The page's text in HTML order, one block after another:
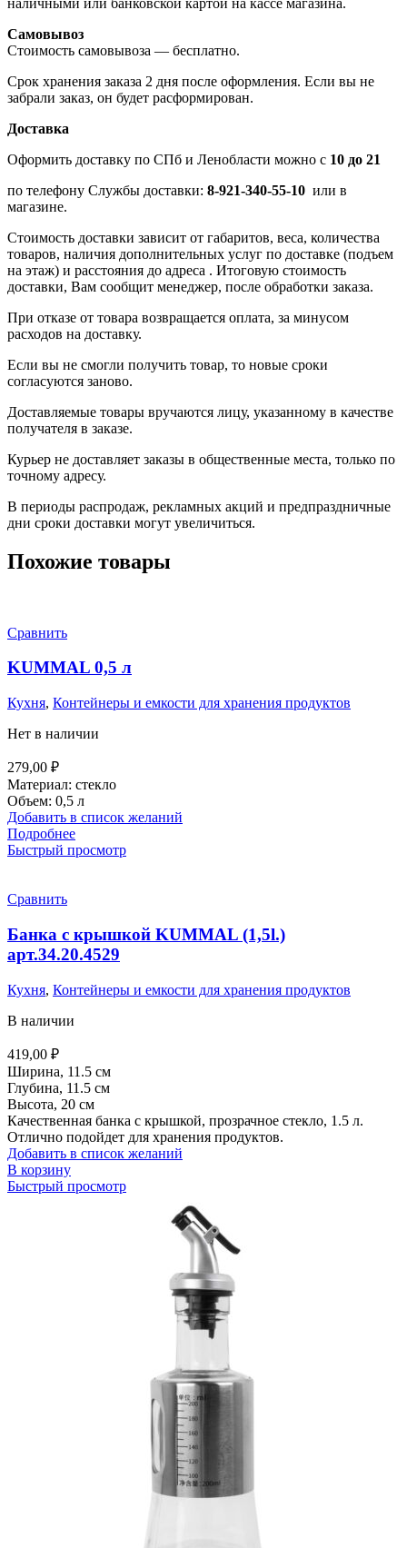
наличными или банковской картой на кассе магазина.
Самовывоз
Стоимость самовывоза — бесплатно.
Срок хранения заказа 2 дня после оформления. Если вы не
забрали заказ, он будет расформирован.
Доставка
Оформить доставку по СПб и Ленобласти можно с 10 до 21
по телефону Службы доставки: 8-921-340-55-10 или в
магазине.
Стоимость доставки зависит от габаритов, веса, количества
товаров, наличия дополнительных услуг по доставке (подъем
на этаж) и расстояния до адреса . Итоговую стоимость
доставки, Вам сообщит менеджер, после обработки заказа.
При отказе от товара возвращается оплата, за минусом
расходов на доставку.
Если вы не смогли получить товар, то новые сроки
согласуются заново.
Доставляемые товары вручаются лицу, указанному в качестве
получателя в заказе.
Курьер не доставляет заказы в общественные места, только по
точному адресу.
В периоды распродаж, рекламных акций и предпраздничные
дни сроки доставки могут увеличиться.
Похожие товары
Сравнить
KUMMAL 0,5 л
Кухня, Контейнеры и емкости для хранения продуктов
Нет в наличии
279,00 ₽
Материал: стекло
Объем: 0,5 л
Добавить в список желаний
Подробнее
Быстрый просмотр
Сравнить
Банка с крышкой KUMMAL (1,5l.)
арт.34.20.4529
Кухня, Контейнеры и емкости для хранения продуктов
В наличии
419,00 ₽
Ширина, 11.5 см
Глубина, 11.5 см
Высота, 20 см
Качественная банка с крышкой, прозрачное стекло, 1.5 л.
Отлично подойдет для хранения продуктов.
Добавить в список желаний
В корзину
Быстрый просмотр